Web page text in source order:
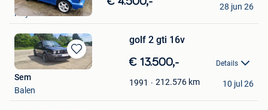
in
Favorieten
Huy
28 jun 26
Bewaren
in
golf 2 gti 16v
€ 13.500,- Details
1991 212.576 km
Sem
Balen
10 jul 26